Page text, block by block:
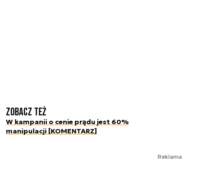
Zobacz też
W kampanii o cenie prądu jest 60%
manipulacji [KOMENTARZ]
Reklama